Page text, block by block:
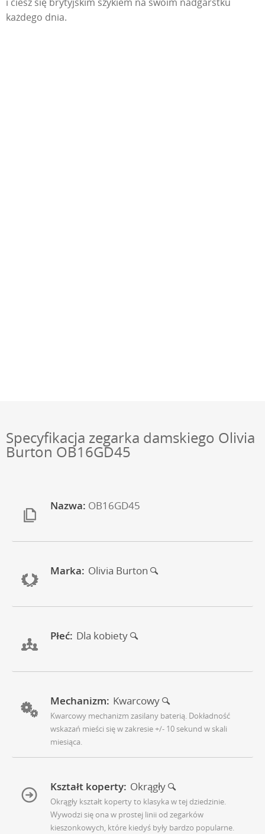
każdego dnia.
Specyfikacja zegarka damskiego Olivia
Burton OB16GD45
Nazwa: OB16GD45
Marka: Olivia Burton
Płeć: Dla kobiety
Mechanizm: Kwarcowy
Kwarcowy mechanizm zasilany baterią. Dokładność
wskazań mieści się w zakresie +/- 10 sekund w skali
miesiąca.
Kształt koperty: Okrągły
Okrągły kształt koperty to klasyka w tej dziedzinie.
Wywodzi się ona w prostej linii od zegarków
kieszonkowych, które kiedyś były bardzo popularne.